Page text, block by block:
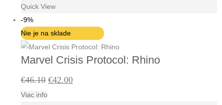
bola:
€51.30.€46.10.
Quick View
-9%
Nie je na sklade
Marvel Crisis Protocol: Rhino
€46.10 Pôvodná
€42.00Aktuálna
Viac info